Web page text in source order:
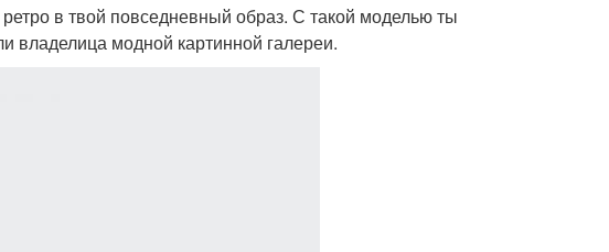
в твой повседневный образ. С такой моделью ты
владелица модной картинной галереи.